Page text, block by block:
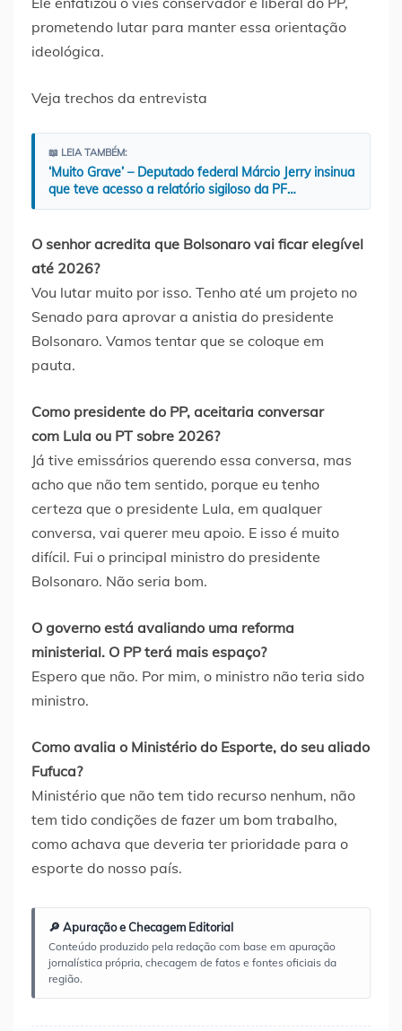
prometendo lutar para manter essa orientação
ideológica.
Veja trechos da entrevista
📖 LEIA TAMBÉM:
‘Muito Grave’ – Deputado federal Márcio Jerry insinua
que teve acesso a relatório sigiloso da PF…
O senhor acredita que Bolsonaro vai ficar elegível
até 2026?
Vou lutar muito por isso. Tenho até um projeto no
Senado para aprovar a anistia do presidente
Bolsonaro. Vamos tentar que se coloque em
pauta.
Como presidente do PP, aceitaria conversar
com Lula ou PT sobre 2026?
Já tive emissários querendo essa conversa, mas
acho que não tem sentido, porque eu tenho
certeza que o presidente Lula, em qualquer
conversa, vai querer meu apoio. E isso é muito
difícil. Fui o principal ministro do presidente
Bolsonaro. Não seria bom.
O governo está avaliando uma reforma
ministerial. O PP terá mais espaço?
Espero que não. Por mim, o ministro não teria sido
ministro.
Como avalia o Ministério do Esporte, do seu aliado
Fufuca?
Ministério que não tem tido recurso nenhum, não
tem tido condições de fazer um bom trabalho,
como achava que deveria ter prioridade para o
esporte do nosso país.
🔎 Apuração e Checagem Editorial
Conteúdo produzido pela redação com base em apuração
jornalística própria, checagem de fatos e fontes oficiais da
região.